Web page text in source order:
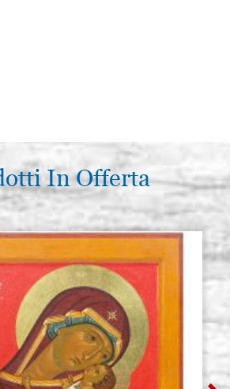
In Offerta